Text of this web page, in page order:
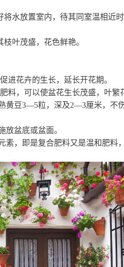
水放置室内，待其同室温相近
叶茂盛，花色鲜艳。
进花卉的生长，延长开花期。
料，可以使盆花生长茂盛，叶繁
黄豆3—5粒，深及2—3厘米，不
放盆底或盆面。
素，即是复合肥料又是温和肥料